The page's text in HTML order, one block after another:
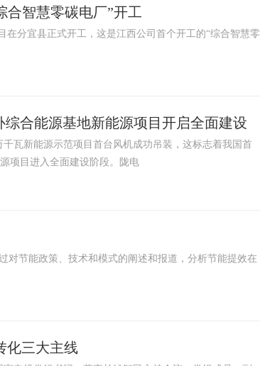
合智慧零碳电厂”开工
分宜县正式开工，这是江西公司首个开工的“综合智慧零
合能源基地新能源项目开启全面建设
千瓦新能源示范项目首台风机成功吊装，这标志着我国首
项目进入全面建设阶段。陇电
节能政策、技术和模式的阐述和报道，分析节能提效在
化三大主线